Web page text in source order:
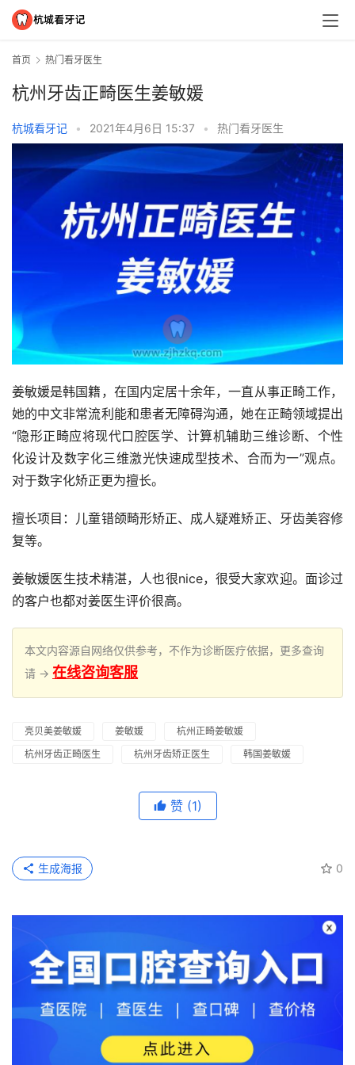
首页 热门看牙医生
杭州牙齿正畸医生姜敏媛
杭城看牙记 • 2021年4月6日 15:37 • 热门看牙医生
姜敏媛是韩国籍，在国内定居十余年，一直从事正畸工作，
她的中文非常流利能和患者无障碍沟通，她在正畸领域提出
“隐形正畸应将现代口腔医学、计算机辅助三维诊断、个性
化设计及数字化三维激光快速成型技术、合而为一”观点。
对于数字化矫正更为擅长。
擅长项目：儿童错颌畸形矫正、成人疑难矫正、牙齿美容修
复等。
姜敏媛医生技术精湛，人也很nice，很受大家欢迎。面诊过
的客户也都对姜医生评价很高。
本文内容源自网络仅供参考，不作为诊断医疗依据，更多查询
请 → 在线咨询客服
亮贝美姜敏媛 姜敏媛
杭州正畸姜敏媛
杭州牙齿正畸医生
杭州牙齿矫正医生 韩国姜敏媛
赞 (1)
0
生成海报